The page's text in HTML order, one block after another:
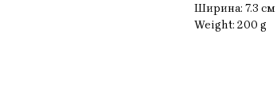
Ширина: 7.3 см
Weight: 200 g